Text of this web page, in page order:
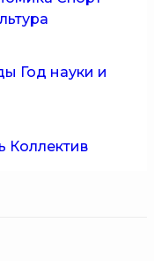
Год науки и
Коллектив